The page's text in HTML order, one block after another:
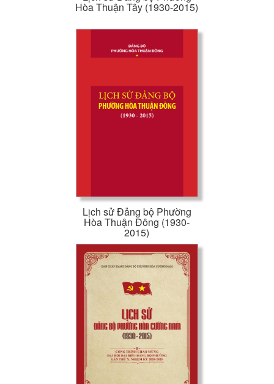
Hòa Thuận Tây (1930-2015)
Lịch sử Đảng bộ Phường
Hòa Thuận Đông (1930-
2015)